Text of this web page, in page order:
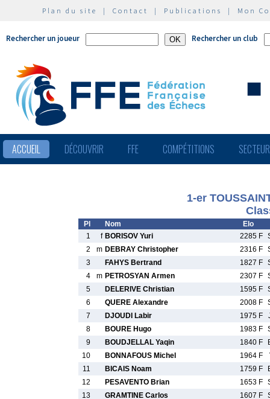
Plan du site | Contact | Publications | Mon
Rechercher un joueur Rechercher un club
ACCUEIL DÉCOUVRIR FFE COMPÉTITIONS
1-er
Pl Nom
Elo
1
f BORISOV Yuri 2285 F
2
m DEBRAY Christopher 2316 F
3
FAHYS Bertrand 1827 F
4
m PETROSYAN Armen 2307 F
5
DELERIVE Christian 1595 F
6
QUERE Alexandre 2008 F
7
DJOUDI Labir 1975 F
8
BOURE Hugo 1983 F
9
BOUDJELLAL Yaqin 1840 F
10
BONNAFOUS Michel 1964 F
11
BICAIS Noam 1759 F
12
PESAVENTO Brian 1653 F
13
GRAMTINE Carlos 1607 F